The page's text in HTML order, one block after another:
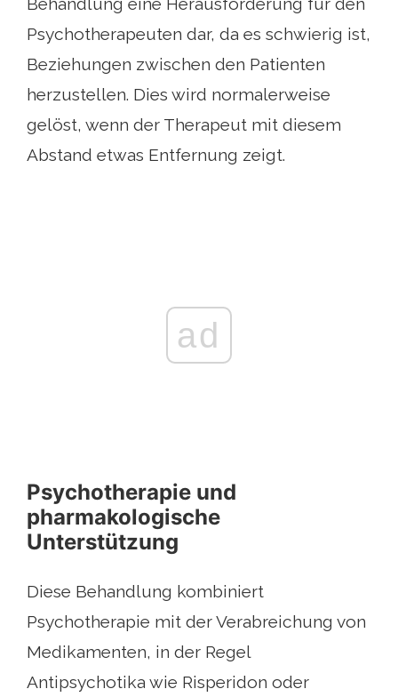
Psychotherapeuten dar, da es schwierig ist,
Beziehungen zwischen den Patienten
herzustellen. Dies wird normalerweise
gelöst, wenn der Therapeut mit diesem
Abstand etwas Entfernung zeigt.
ad
Psychotherapie und
pharmakologische
Unterstützung
Diese Behandlung kombiniert
Psychotherapie mit der Verabreichung von
Medikamenten, in der Regel
Antipsychotika wie Risperidon oder